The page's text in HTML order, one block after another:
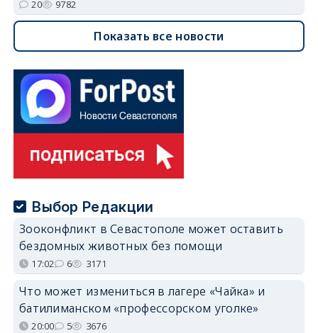
20 9782
Показать все новости
Выбор Редакции
Зооконфликт в Севастополе может оставить
бездомных животных без помощи
17:02 6 3171
Что может измениться в лагере «Чайка» и
батилиманском «профессорском уголке»
20:00 5 3676